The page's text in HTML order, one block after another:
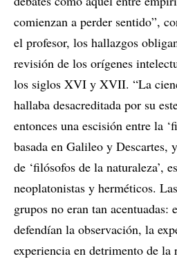
comienzan a perder sentido”,
el profesor, los hallazgos
revisión de los orígenes
los siglos XVI y XVII. “La
hallaba desacreditada por su
entonces una escisión entre la
basada en Galileo y Descartes,
de ‘filósofos de la naturaleza’,
neoplatonistas y herméticos.
grupos no eran tan acentuadas:
defendían la observación, la
experiencia en detrimento de la